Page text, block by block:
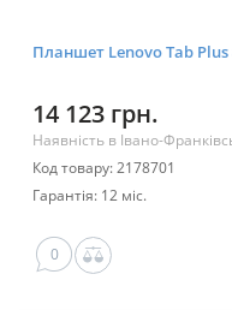
Планшет Lenovo Tab Plus
14 123 грн.
Наявність в Івано-
Код товару: 2178701
Гарантія: 12 міс.
0